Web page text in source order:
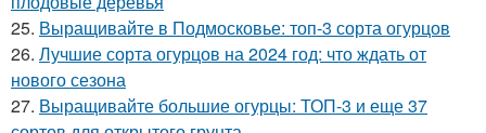
25. Выращивайте в Подмосковье: топ-3 сорта огурцов
26. Лучшие сорта огурцов на 2024 год: что ждать от
нового сезона
27. Выращивайте большие огурцы: ТОП-3 и еще 37